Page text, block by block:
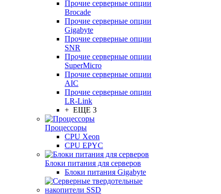
Прочие серверные опции
Brocade
Прочие серверные опции
Gigabyte
Прочие серверные опции
SNR
Прочие серверные опции
SuperMicro
Прочие серверные опции
AIC
Прочие серверные опции
LR-Link
+ ЕЩЕ 3
Процессоры
CPU Xeon
CPU EPYC
Блоки питания для серверов
Блоки питания Gigabyte